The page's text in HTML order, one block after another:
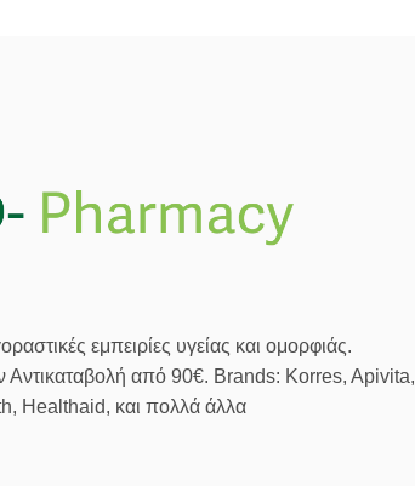
εμπειρίες υγείας και ομορφιάς.
από 90€. Brands: Korres, Apivita,
Healthaid, και πολλά άλλα